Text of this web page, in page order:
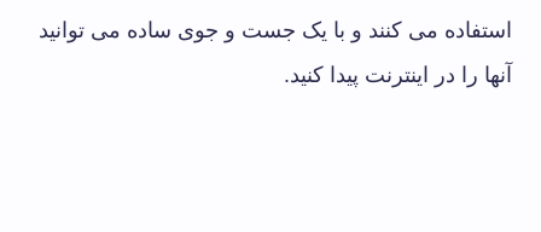
استفاده می کنند و با یک جست و جوی ساده می توانید
آنها را در اینترنت پیدا کنید.